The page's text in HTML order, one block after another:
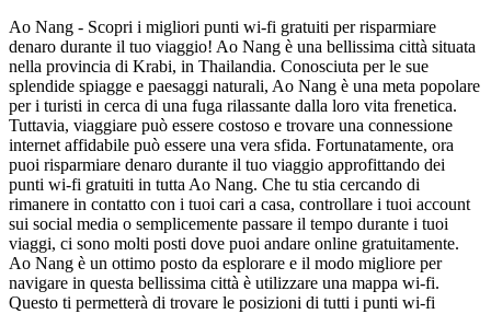
Ao Nang - Scopri i migliori punti wi-fi gratuiti per risparmiare
denaro durante il tuo viaggio! Ao Nang è una bellissima città situata
nella provincia di Krabi, in Thailandia. Conosciuta per le sue
splendide spiagge e paesaggi naturali, Ao Nang è una meta popolare
per i turisti in cerca di una fuga rilassante dalla loro vita frenetica.
Tuttavia, viaggiare può essere costoso e trovare una connessione
internet affidabile può essere una vera sfida. Fortunatamente, ora
puoi risparmiare denaro durante il tuo viaggio approfittando dei
punti wi-fi gratuiti in tutta Ao Nang. Che tu stia cercando di
rimanere in contatto con i tuoi cari a casa, controllare i tuoi account
sui social media o semplicemente passare il tempo durante i tuoi
viaggi, ci sono molti posti dove puoi andare online gratuitamente.
Ao Nang è un ottimo posto da esplorare e il modo migliore per
navigare in questa bellissima città è utilizzare una mappa wi-fi.
Questo ti permetterà di trovare le posizioni di tutti i punti wi-fi